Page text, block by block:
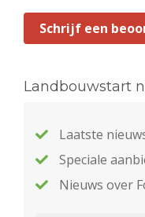
Schrijf een
Landbouwstart
Laatste
Speciale
Nieuws over